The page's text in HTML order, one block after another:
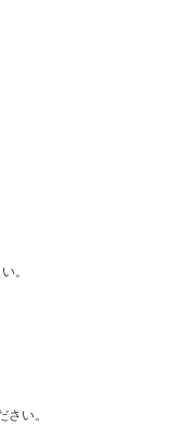
。
い。